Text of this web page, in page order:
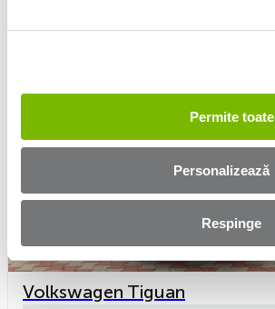
Permite toate
Personalizează
Respinge
Volkswagen Tiguan